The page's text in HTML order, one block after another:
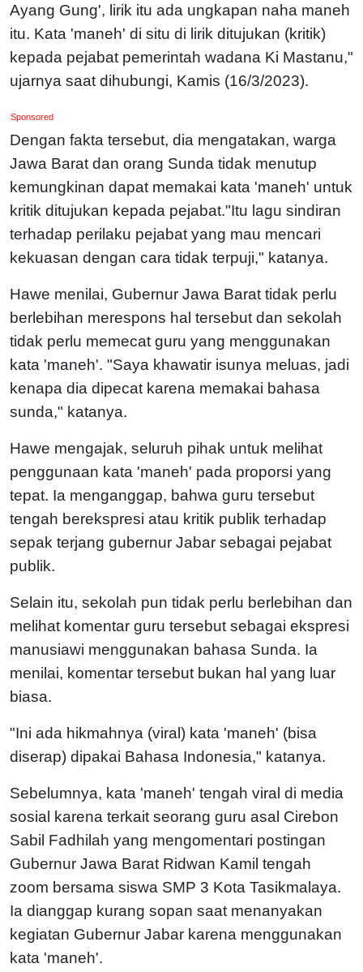
Ayang Gung', lirik itu ada ungkapan naha maneh
itu. Kata 'maneh' di situ di lirik ditujukan (kritik)
kepada pejabat pemerintah wadana Ki Mastanu,"
ujarnya saat dihubungi, Kamis (16/3/2023).
Sponsored
Dengan fakta tersebut, dia mengatakan, warga
Jawa Barat dan orang Sunda tidak menutup
kemungkinan dapat memakai kata 'maneh' untuk
kritik ditujukan kepada pejabat."Itu lagu sindiran
terhadap perilaku pejabat yang mau mencari
kekuasan dengan cara tidak terpuji," katanya.
Hawe menilai, Gubernur Jawa Barat tidak perlu
berlebihan merespons hal tersebut dan sekolah
tidak perlu memecat guru yang menggunakan
kata 'maneh'. "Saya khawatir isunya meluas, jadi
kenapa dia dipecat karena memakai bahasa
sunda," katanya.
Hawe mengajak, seluruh pihak untuk melihat
penggunaan kata 'maneh' pada proporsi yang
tepat. Ia menganggap, bahwa guru tersebut
tengah berekspresi atau kritik publik terhadap
sepak terjang gubernur Jabar sebagai pejabat
publik.
Selain itu, sekolah pun tidak perlu berlebihan dan
melihat komentar guru tersebut sebagai ekspresi
manusiawi menggunakan bahasa Sunda. Ia
menilai, komentar tersebut bukan hal yang luar
biasa.
"Ini ada hikmahnya (viral) kata 'maneh' (bisa
diserap) dipakai Bahasa Indonesia," katanya.
Sebelumnya, kata 'maneh' tengah viral di media
sosial karena terkait seorang guru asal Cirebon
Sabil Fadhilah yang mengomentari postingan
Gubernur Jawa Barat Ridwan Kamil tengah
zoom bersama siswa SMP 3 Kota Tasikmalaya.
Ia dianggap kurang sopan saat menanyakan
kegiatan Gubernur Jabar karena menggunakan
kata 'maneh'.